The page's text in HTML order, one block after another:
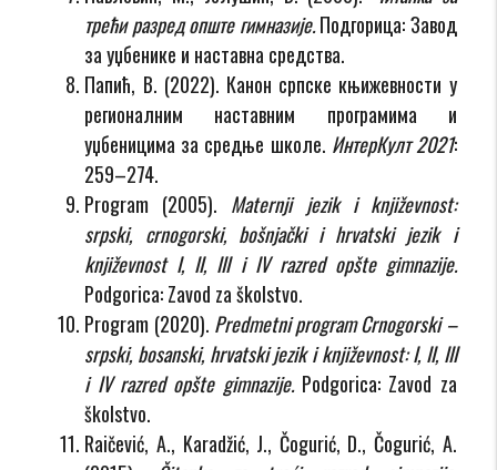
трећи разред опште гимназије.Подгорица: Завод
за уџбенике и наставна средства.
Папић, В. (2022). Канон српске књижевности у
регионалним наставним програмима и
уџбеницима за средње школе. ИнтерКулт 2021:
259–274.
Program (2005). Maternji jezik i književnost:
srpski, crnogorski, bošnjački i hrvatski jezik i
književnost I, II, III i IV razred opšte gimnazije.
Podgorica: Zavod za školstvo.
Program (2020). Predmetni program Crnogorski –
srpski, bosanski, hrvatski jezik i književnost: I, II, III
i IV razred opšte gimnazije.Podgorica: Zavod za
školstvo.
Raičević, A., Karadžić, J., Čogurić, D., Čogurić, A.